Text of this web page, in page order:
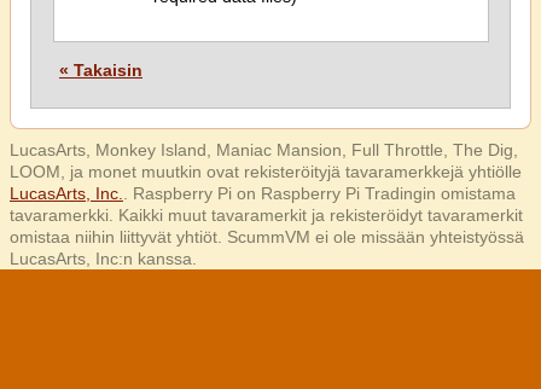
« Takaisin
LucasArts, Monkey Island, Maniac Mansion, Full Throttle, The Dig,
LOOM, ja monet muutkin ovat rekisteröityjä tavaramerkkejä yhtiölle
LucasArts, Inc.
. Raspberry Pi on Raspberry Pi Tradingin omistama
tavaramerkki. Kaikki muut tavaramerkit ja rekisteröidyt tavaramerkit
omistaa niihin liittyvät yhtiöt. ScummVM ei ole missään yhteistyössä
LucasArts, Inc:n kanssa.